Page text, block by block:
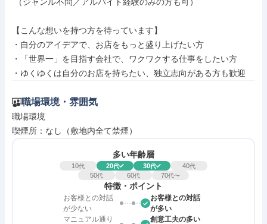
【こんな想いを持つ方を待っています】
・自分のアイデアで、お店をもっと盛り上げたい方
・「世界一」を目指す会社で、ワクワクする仕事をしたい方
・ゆくゆくは自分のお店を持ちたい、独立志向がある方も歓迎
職場環境・雰囲気
職場環境
喫煙所：なし（敷地内全て禁煙）
多い年齢層
10代 20代 30代 40代
50代 60代 70代〜
特徴・ポイント
お客様との対話
が少ない
お客様との対話
が多い
マニュアル通り
創意工夫の多い